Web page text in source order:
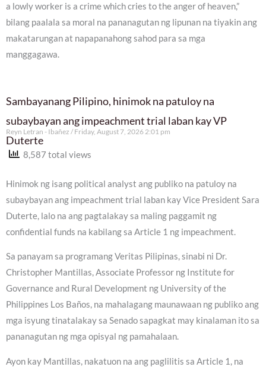
a lowly worker is a crime which cries to the anger of heaven,”
bilang paalala sa moral na pananagutan ng lipunan na tiyakin ang
makatarungan at napapanahong sahod para sa mga
manggagawa.
Sambayanang Pilipino, hinimok na patuloy na
subaybayan ang impeachment trial laban kay VP
Duterte
Reyn Letran - Ibañez Friday, August 7, 2026 2:01 pm
8,587 total views
Hinimok ng isang political analyst ang publiko na patuloy na
subaybayan ang impeachment trial laban kay Vice President Sara
Duterte, lalo na ang pagtalakay sa maling paggamit ng
confidential funds na kabilang sa Article 1 ng impeachment.
Sa panayam sa programang Veritas Pilipinas, sinabi ni Dr.
Christopher Mantillas, Associate Professor ng Institute for
Governance and Rural Development ng University of the
Philippines Los Baños, na mahalagang maunawaan ng publiko ang
mga isyung tinatalakay sa Senado sapagkat may kinalaman ito sa
pananagutan ng mga opisyal ng pamahalaan.
Ayon kay Mantillas, nakatuon na ang paglilitis sa Article 1, na